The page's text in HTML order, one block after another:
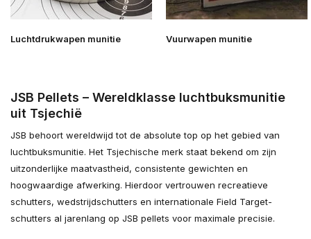
Luchtdrukwapen munitie Vuurwapen munitie
JSB Pellets – Wereldklasse luchtbuksmunitie
uit Tsjechië
JSB behoort wereldwijd tot de absolute top op het gebied van
luchtbuksmunitie. Het Tsjechische merk staat bekend om zijn
uitzonderlijke maatvastheid, consistente gewichten en
hoogwaardige afwerking. Hierdoor vertrouwen recreatieve
schutters, wedstrijdschutters en internationale Field Target-
schutters al jarenlang op JSB pellets voor maximale precisie.